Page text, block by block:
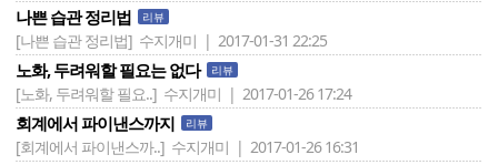
나쁜 습관 정리법 리뷰
[나쁜 습관 정리법] 수지개미 | 2017-01-31 22:25
노화, 두려워할 필요는 없다 리뷰
[노화, 두려워할 필요..] 수지개미 | 2017-01-26 17:24
회계에서 파이낸스까지 리뷰
[회계에서 파이낸스까..] 수지개미 | 2017-01-26 16:31